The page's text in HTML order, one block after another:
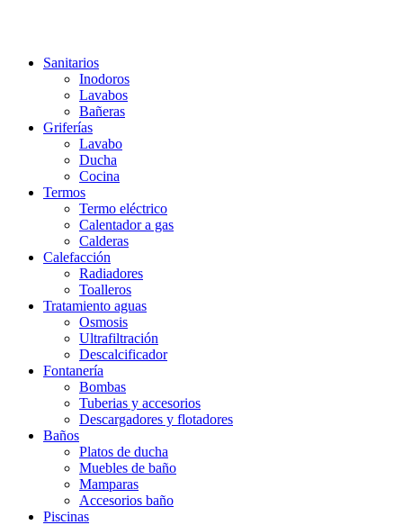
Sanitarios
Inodoros
Lavabos
Bañeras
Griferías
Lavabo
Ducha
Cocina
Termos
Termo eléctrico
Calentador a gas
Calderas
Calefacción
Radiadores
Toalleros
Tratamiento aguas
Osmosis
Ultrafiltración
Descalcificador
Fontanería
Bombas
Tuberias y accesorios
Descargadores y flotadores
Baños
Platos de ducha
Muebles de baño
Mamparas
Accesorios baño
Piscinas